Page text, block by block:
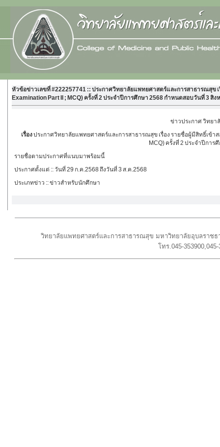
หัวข้อข่าวเลขที่ #222257741 :: ประกาศวิทยาลัยแพทยศาสตร์และการสาธารณสุ
Examination Part II ; MCQ) ครั้งที่ 2 ประจำปีการศึกษา 2568 กำหนดสอบวันที่ 3 สิง
ข่าวประกาศ วิทย
เรื่องประกาศวิทยาลัยแพทยศาสตร์และการสาธารณสุข เรื่อง รายชื่อผู้มีสิทธิ์เข้
MCQ) ครั้งที่ 2 ประจำปีกา
รายชื่อตามประกาศที่แนบมาพร้อมนี้
ประกาศตั้งแต่ :: วันที่ 29 ก.ค.2568 ถึงวันที่ 3 ส.ค.2568
ประเภทข่าว :: ข่าวสำหรับนักศึกษา
วิทยาลัยแพทยศาสตร์และการสาธารณสุข มหาวิทยาลัยอุบลราชธ
โทร.045-